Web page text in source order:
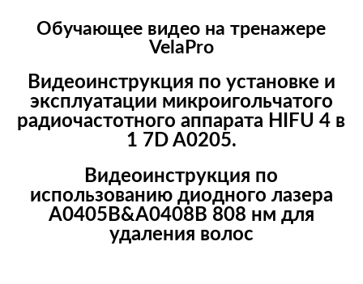
Обучающее видео на тренажере
VelaPro
Видеоинструкция по установке и
эксплуатации микроигольчатого
радиочастотного аппарата HIFU 4 в
1 7D A0205.
Видеоинструкция по
использованию диодного лазера
A0405B&A0408B 808 нм для
удаления волос